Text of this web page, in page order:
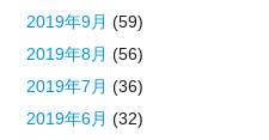
2019年9月 (59)
2019年8月 (56)
2019年7月 (36)
2019年6月 (32)